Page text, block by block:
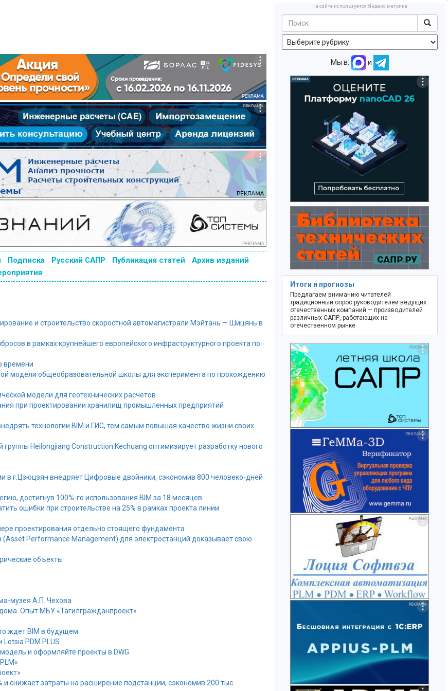
Подписка Русский САПР Публикация статей
Архив изданий
и строительство скоростной автомагистрали Мэйтань — Шицянь в
в рамках крупнейшего европейского инфраструктурного проекта по
времени
модели общеобразовательной школы для эксперимента по прохождению
модели для геотехнических расчетов
при проектировании хранилищ промышленных предприятий
технологии BIM и ГИС, тем самым повышая качество жизни своих
Heilongjiang Construction Kechuang оптимизирует разработку нового
в г.Цзюцзян внедряет Цифровые двойники, сэкономив 800 человеко-дней
достигнув 100%-го использования BIM за 18 месяцев
ошибки при строительстве на 25% в рамках проекта линии
проектирования отдельно стоящего фундамента
Performance Management) для электростанций доказывает свою
объекты
музея А.П. Чехова
Опыт МБУ «Тагилгражданпроект»
ждет BIM в будущем
PDM PLUS
и оформляйте проекты в DWG
снижает затраты на расширение подстанции, сэкономив 200 тыс.
На сайте используется Яндекс метрика
Мы в: и
Итоги и прогнозы
Предлагаем вниманию читателей
традиционный опрос руководителей ведущих
отечественных компаний — производителей
различных САПР, работающих на
отечественном рынке